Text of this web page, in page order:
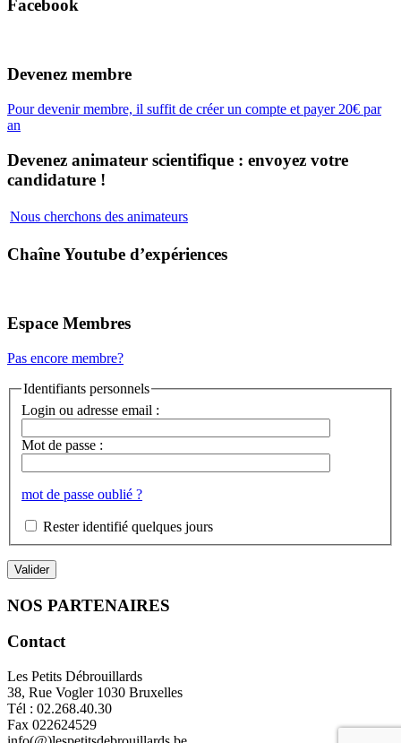
Facebook
Devenez membre
Pour devenir membre, il suffit de créer un compte et payer 20€ par
an
Devenez animateur scientifique : envoyez votre
candidature !
Nous cherchons des animateurs
Chaîne Youtube d’expériences
Espace Membres
Pas encore membre?
Identifiants personnels
Login ou adresse email :
Mot de passe :
mot de passe oublié ?
Rester identifié quelques jours
NOS PARTENAIRES
Contact
Les Petits Débrouillards
38, Rue Vogler 1030 Bruxelles
Tél : 02.268.40.30
Fax 022624529